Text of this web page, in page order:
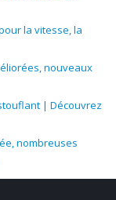
la vitesse, la
nouveaux
| Découvrez
nombreuses